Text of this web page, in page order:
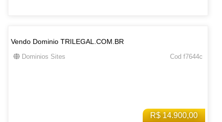
R$ 14.900,00
Vendo Dominio TRILEGAL.COM.BR
Dominios Sites Cod f7644c